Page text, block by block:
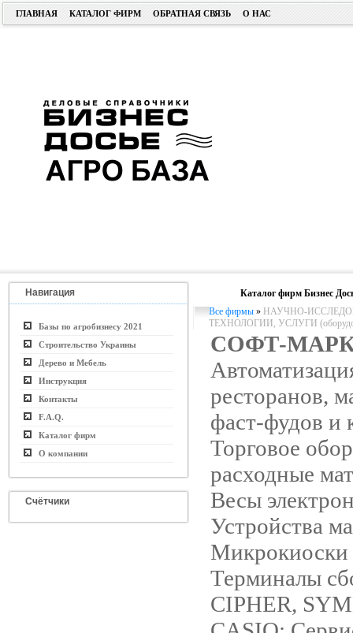
ГЛАВНАЯ КАТАЛОГ ФИРМ ОБРАТНАЯ СВЯЗЬ О НАС
Навигация
Базы по агробизнесу 2021
Строительство Украины
Дерево и Мебель
Инструкция
Контакты
F.A.Q.
Каталог фирм
О компании
Счётчики
Каталог фирм Бизнес
Все фирмы » НАУЧНО-
ТЕХНОЛОГИИ, УСЛУГИ
СОФТ-
ресторанов,
фаст-фудов и
Торговое
расходные
Весы
Устройства
Терминалы
CIPHER,